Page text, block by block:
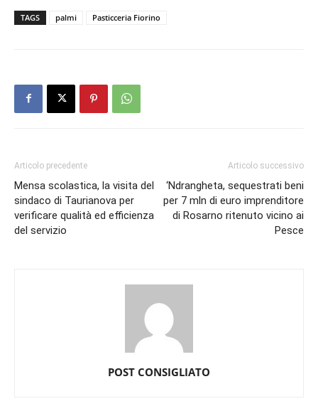
TAGS palmi Pasticceria Fiorino
Articolo precedente
Mensa scolastica, la visita del
sindaco di Taurianova per
verificare qualità ed efficienza
del servizio
Articolo successivo
‘Ndrangheta, sequestrati beni
per 7 mln di euro imprenditore
di Rosarno ritenuto vicino ai
Pesce
POST CONSIGLIATO